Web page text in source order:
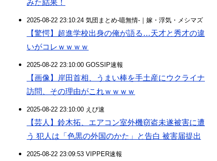
みた結果！
2025-08-22 23:10:24 気団まとめ-噫無情-｜嫁・浮気・メシマズ
【驚愕】超進学校出身の俺が語る…天才と秀才の違
いがコレｗｗｗｗ
2025-08-22 23:10:00 GOSSIP速報
【画像】岸田首相、うまい棒を手土産にウクライナ
訪問、その理由がこれｗｗｗｗ
2025-08-22 23:10:00 えび速
【芸人】鈴木拓、エアコン室外機窃盗未遂被害に遭
う 犯人は「色黒の外国のかた」と告白 被害届提出
2025-08-22 23:09:53 VIPPER速報